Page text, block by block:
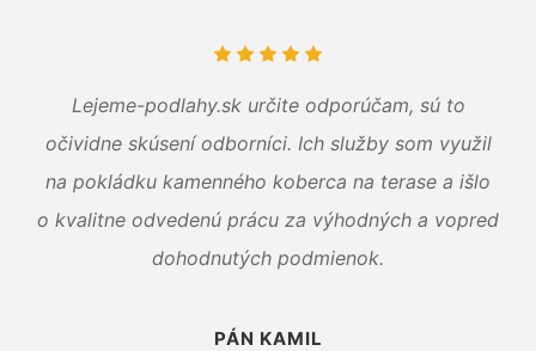
Lejeme-podlahy.sk určite odporúčam, sú to
očividne skúsení odborníci. Ich služby som využil
na pokládku kamenného koberca na terase a išlo
o kvalitne odvedenú prácu za výhodných a vopred
dohodnutých podmienok.
PÁN KAMIL